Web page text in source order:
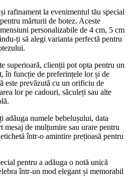
rafinament la evenimentul tău special
mărturii de botez. Aceste
personalizabile de 4 cm, 5 cm
ți să alegi varianta perfectă pentru
superioară, clienții pot opta pentru un
în funcție de preferințele lor și de
este prevăzută cu un orificiu de
lor pe cadouri, săculeți sau alte
adăuga numele bebelușului, data
de mulțumire sau urare pentru
într-o amintire prețioasă pentru
pentru a adăuga o notă unică
într-un mod elegant și memorabil